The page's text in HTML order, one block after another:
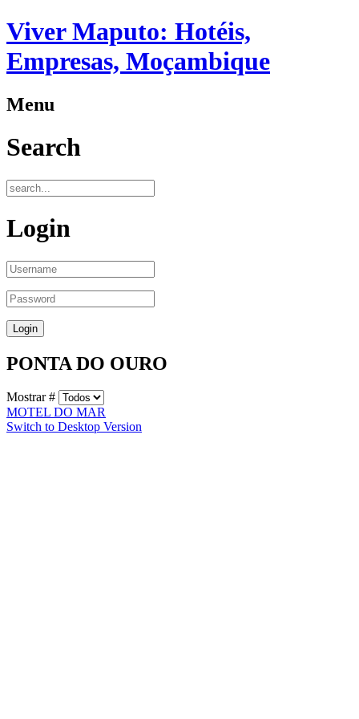
Viver Maputo: Hotéis,
Empresas, Moçambique
Menu
Search
Login
PONTA DO OURO
Mostrar #
MOTEL DO MAR
Switch to Desktop Version